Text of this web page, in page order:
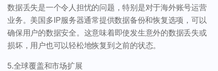
数据丢失是一个令人担忧的问题，特别是对于海外账号运营
业务。美国多IP服务器通常提供数据备份和恢复选项，可以
确保用户的数据安全。这意味着即使发生意外的数据丢失或
损坏，用户也可以轻松地恢复到之前的状态。
5.全球覆盖和市场扩展